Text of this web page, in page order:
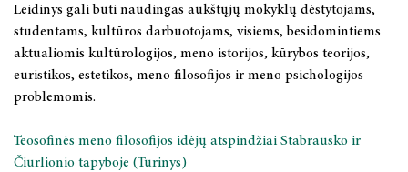
LYGINAMIEJI CIVILIZACIJŲ TYRIMAI
MONOGRAFIJOS, STUDIJOS, TAIKOMIEJI LEIDINIAI
STRAIPSNIŲ RINKINIAI
TĘSTINIAI LEIDINIAI
Leidinys gali būti naudingas aukštųjų mokyklų dėstytojams,
studentams, kultūros darbuotojams, visiems, besidomintiems
aktualiomis kultūrologijos, meno istorijos, kūrybos teorijos,
euristikos, estetikos, meno filosofijos ir meno psichologijos
problemomis.
Teosofinės meno filosofijos idėjų atspindžiai Stabrausko ir
Čiurlionio tapyboje (Turinys)